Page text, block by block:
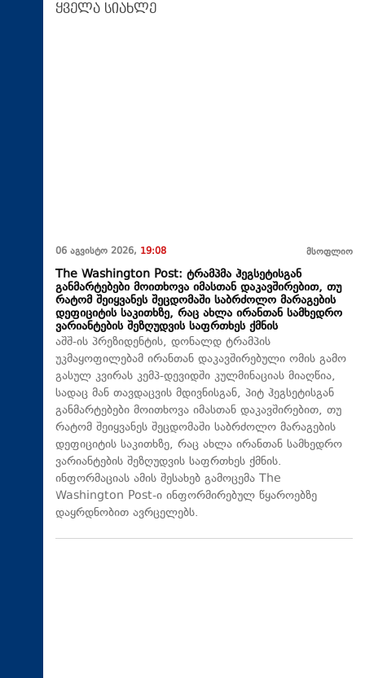
ყველა სიახლე
06 აგვისტო 2026, 19:08 მსოფლიო
The Washington Post: ტრამპმა ჰეგსეტისგან
განმარტებები მოითხოვა იმასთან დაკავშირებით, თუ
რატომ შეიყვანეს შეცდომაში საბრძოლო მარაგების
დეფიციტის საკითხზე, რაც ახლა ირანთან სამხედრო
ვარიანტების შეზღუდვის საფრთხეს ქმნის
აშშ-ის პრეზიდენტის, დონალდ ტრამპის
უკმაყოფილებამ ირანთან დაკავშირებული ომის გამო
გასულ კვირას კემპ-დევიდში კულმინაციას მიაღწია,
სადაც მან თავდაცვის მდივნისგან, პიტ ჰეგსეტისგან
განმარტებები მოითხოვა იმასთან დაკავშირებით, თუ
რატომ შეიყვანეს შეცდომაში საბრძოლო მარაგების
დეფიციტის საკითხზე, რაც ახლა ირანთან სამხედრო
ვარიანტების შეზღუდვის საფრთხეს ქმნის.
ინფორმაციას ამის შესახებ გამოცემა The
Washington Post-ი ინფორმირებულ წყაროებზე
დაყრდნობით ავრცელებს.